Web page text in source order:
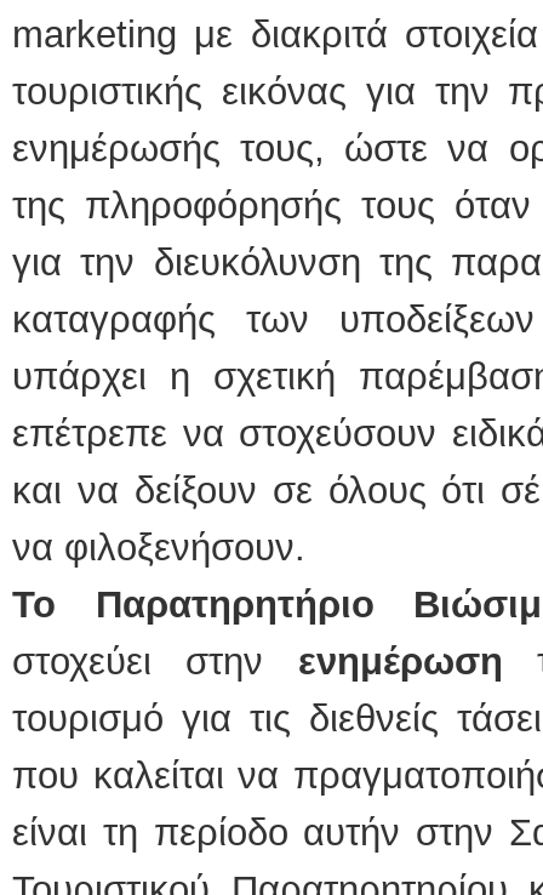
marketing με διακριτά
τουριστικής εικόνας για την
ενημέρωσής τους, ώστε να
της πληροφόρησής τους
για την διευκόλυνση της
καταγραφής των
υπάρχει η σχετική
επέτρεπε να στοχεύσουν
και να δείξουν σε όλους ότι
να φιλοξενήσουν.
Το Παρατηρητήριο
στοχεύει στην ενημέρωση
τουρισμό για τις διεθνείς
που καλείται να
είναι τη περίοδο αυτήν στην